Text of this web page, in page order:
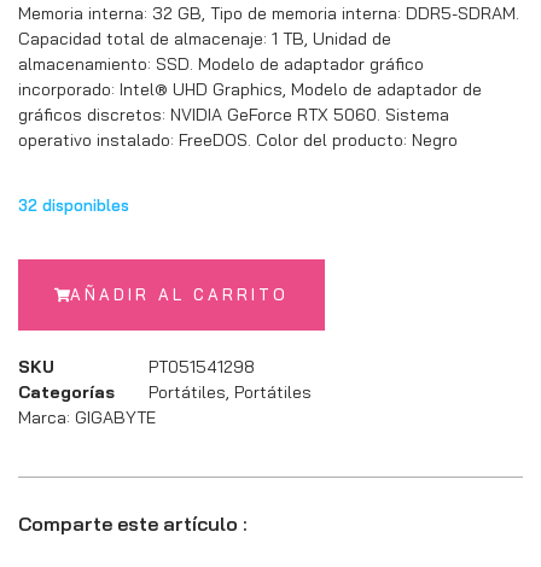
Memoria interna: 32 GB, Tipo de memoria interna: DDR5-SDRAM.
Capacidad total de almacenaje: 1 TB, Unidad de
almacenamiento: SSD. Modelo de adaptador gráfico
incorporado: Intel® UHD Graphics, Modelo de adaptador de
gráficos discretos: NVIDIA GeForce RTX 5060. Sistema
operativo instalado: FreeDOS. Color del producto: Negro
32 disponibles
AÑADIR AL CARRITO
SKU
PT051541298
Categorías
Portátiles Portátiles
Marca: GIGABYTE
Comparte este artículo :